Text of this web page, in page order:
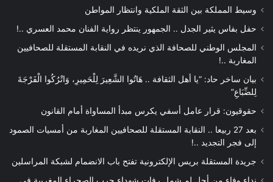
وسيط المملكة بين الثقة الملكية وانتظار المواطن
حفل بفاس يثير الجدل .. الجمهور ينتظر رواية الفنان محمد العسري ..!
المجلس الوطني للصحافة الذي نريده في النقابة المستقلة للصحافيين
المغاربة ..!
بيان ساخر حاد: “يا أهل الثقافة .. هَاتُوا الشَّعِيرَ لِلْحَمِيرِ، وَاتْرُكُوا الْفَرْجَةَ
لِلضِّبَاعِ”
حقوقيون: قرار عامل أسفي يكرس مبدأ المساواة أمام القانون
بعد 27 ربيعا .. النقابة المستقلة للصحافيين المغاربة من أمسيات الصمود
إلى فجر التجديد ..!
جريدة المستقلة بريس الإلكترونية تفتح باب الانضمام لشبكة المراسلين